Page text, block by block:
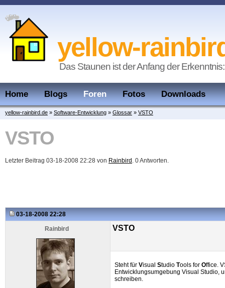
yellow-
Das Staunen ist der Anfang der
Home Blogs Foren Fotos Downloads
yellow-rainbird.de » Software-Entwicklung » Glossar » VSTO
VSTO
Letzter Beitrag 03-18-2008 22:28 von Rainbird . 0 Antworten.
03-18-2008 22:28
Rainbird VSTO
Steht für Visual Studio Tools for Office.
Entwicklungsumgebung Visual Studio,
schreiben.